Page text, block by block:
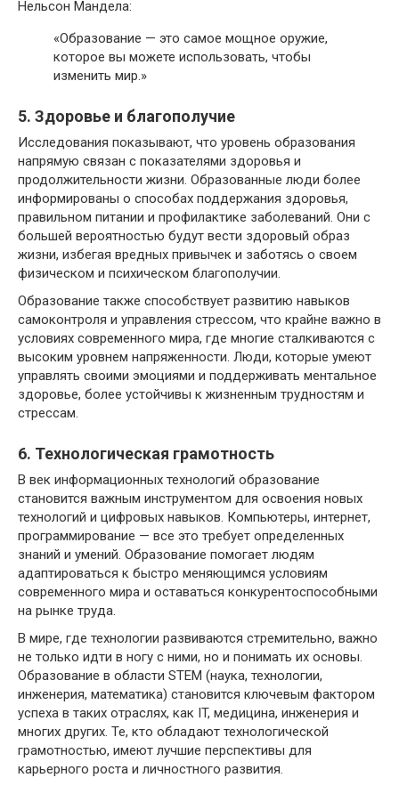
Нельсон Мандела:
«Образование — это самое мощное оружие,
которое вы можете использовать, чтобы
изменить мир.»
5. Здоровье и благополучие
Исследования показывают, что уровень образования
напрямую связан с показателями здоровья и
продолжительности жизни. Образованные люди более
информированы о способах поддержания здоровья,
правильном питании и профилактике заболеваний. Они с
большей вероятностью будут вести здоровый образ
жизни, избегая вредных привычек и заботясь о своем
физическом и психическом благополучии.
Образование также способствует развитию навыков
самоконтроля и управления стрессом, что крайне важно в
условиях современного мира, где многие сталкиваются с
высоким уровнем напряженности. Люди, которые умеют
управлять своими эмоциями и поддерживать ментальное
здоровье, более устойчивы к жизненным трудностям и
стрессам.
6. Технологическая грамотность
В век информационных технологий образование
становится важным инструментом для освоения новых
технологий и цифровых навыков. Компьютеры, интернет,
программирование — все это требует определенных
знаний и умений. Образование помогает людям
адаптироваться к быстро меняющимся условиям
современного мира и оставаться конкурентоспособными
на рынке труда.
В мире, где технологии развиваются стремительно, важно
не только идти в ногу с ними, но и понимать их основы.
Образование в области STEM (наука, технологии,
инженерия, математика) становится ключевым фактором
успеха в таких отраслях, как IT, медицина, инженерия и
многих других. Те, кто обладают технологической
грамотностью, имеют лучшие перспективы для
карьерного роста и личностного развития.